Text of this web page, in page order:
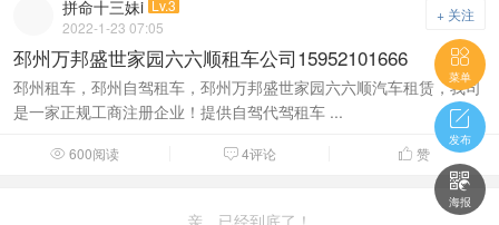
+ 关注
拼命十三妹i Lv.3
2022-1-23 07:05
邳州万邦盛世家园六六顺租车公司15952101666
邳州租车，邳州自驾租车，邳州万邦盛世家园六六顺汽车租赁，我司
是一家正规工商注册企业！提供自驾代驾租车 ...
 600阅读  4评论  赞
亲，已经到底了！

菜单

发布

海报